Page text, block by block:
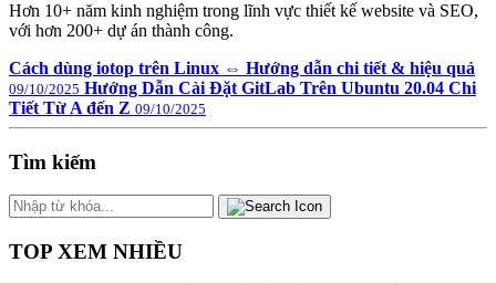
Hơn 10+ năm kinh nghiệm trong lĩnh vực thiết kế website và SEO,
với hơn 200+ dự án thành công.
Cách dùng iotop trên Linux ⇔ Hướng dẫn chi tiết & hiệu quả
09/10/2025 Hướng Dẫn Cài Đặt GitLab Trên Ubuntu 20.04 Chi
Tiết Từ A đến Z 09/10/2025
Tìm kiếm
TOP XEM NHIỀU